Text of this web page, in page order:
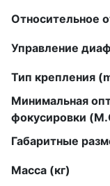
Относительное
Управление
Тип крепления
Минимальная
фокусировки
Габаритные
Масса (кг)